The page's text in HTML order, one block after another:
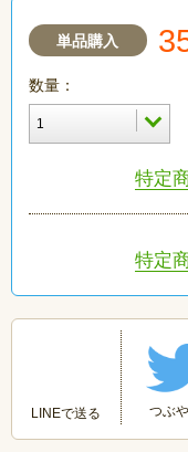
単品購入
数量：
特定
特定
LINEで送る つぶ